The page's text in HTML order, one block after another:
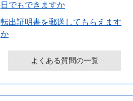
日でもできますか
転出証明書を郵送してもらえます
か
よくある質問の一覧